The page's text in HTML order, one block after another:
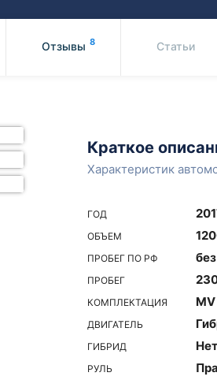
Отзывы 8 Статьи
Краткое
Характеристик
ГОД
ОБЪЕМ
ПРОБЕГ ПО РФ
ПРОБЕГ
КОМПЛЕКТАЦИЯ
ДВИГАТЕЛЬ
ГИБРИД Нет
РУЛЬ